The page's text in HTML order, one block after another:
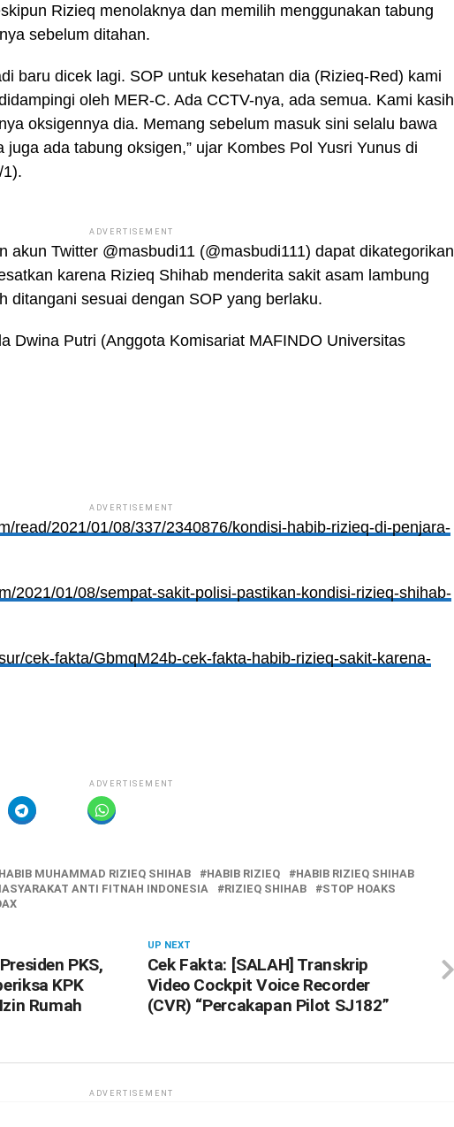
Rizieq menolaknya dan memilih menggunakan tabung
sebelum ditahan.
baru dicek lagi. SOP untuk kesehatan dia (Rizieq-Red) kami
oleh MER-C. Ada CCTV-nya, ada semua. Kami kasih
oksigennya dia. Memang sebelum masuk sini selalu bawa
ada tabung oksigen,” ujar Kombes Pol Yusri Yunus di
ADVERTISEMENT
akun Twitter @masbudi11 (@masbudi111) dapat dikategorikan
karena Rizieq Shihab menderita sakit asam lambung
ditangani sesuai dengan SOP yang berlaku.
Dwina Putri (Anggota Komisariat MAFINDO Universitas
ADVERTISEMENT
read/2021/01/08/337/2340876/kondisi-habib-rizieq-di-penjara-
2021/01/08/sempat-sakit-polisi-pastikan-kondisi-rizieq-shihab-
cek-fakta/GbmqM24b-cek-fakta-habib-rizieq-sakit-karena-
ADVERTISEMENT
HABIB MUHAMMAD RIZIEQ SHIHAB HABIB RIZIEQ
HABIB RIZIEQ SHIHAB
ANTI FITNAH INDONESIA RIZIEQ SHIHAB
STOP HOAKS
UP NEXT
Cek Fakta: [SALAH] Transkrip
Video Cockpit Voice Recorder
(CVR) “Percakapan Pilot SJ182”
PKS,
KPK
Rumah
ADVERTISEMENT